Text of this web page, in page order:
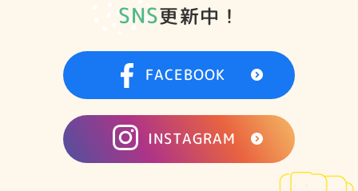
SNS更新中！
FACEBOOK
INSTAGRAM